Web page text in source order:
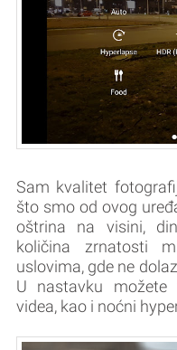
Sam kvalitet
što smo od ovog
oštrina na visini,
količina zrnatosti
uslovima, gde ne
U nastavku
videa, kao i noćni